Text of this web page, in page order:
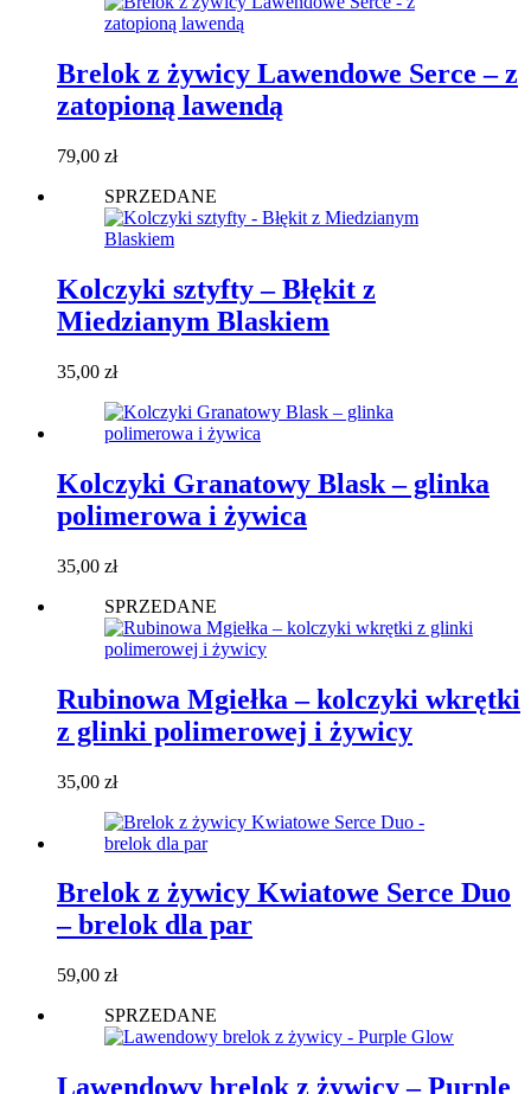
Brelok z żywicy Lawendowe Serce – z
zatopioną lawendą
79,00 zł
SPRZEDANE
Kolczyki sztyfty – Błękit z
Miedzianym Blaskiem
35,00 zł
Kolczyki Granatowy Blask – glinka
polimerowa i żywica
35,00 zł
SPRZEDANE
Rubinowa Mgiełka – kolczyki wkrętki
z glinki polimerowej i żywicy
35,00 zł
Brelok z żywicy Kwiatowe Serce Duo
– brelok dla par
59,00 zł
SPRZEDANE
Lawendowy brelok z żywicy – Purple